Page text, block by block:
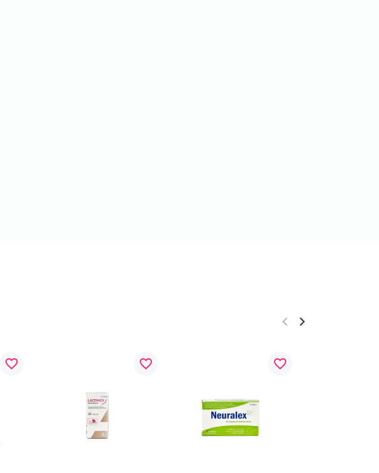
favorite_border favorite_border favorite_border
keyboard_arrow_left keyboard_arrow_right